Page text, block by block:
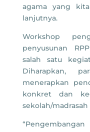
agama yang
lanjutnya.
Workshop
penyusunan
salah satu
Diharapkan,
menerapkan
konkret dan
sekolah/